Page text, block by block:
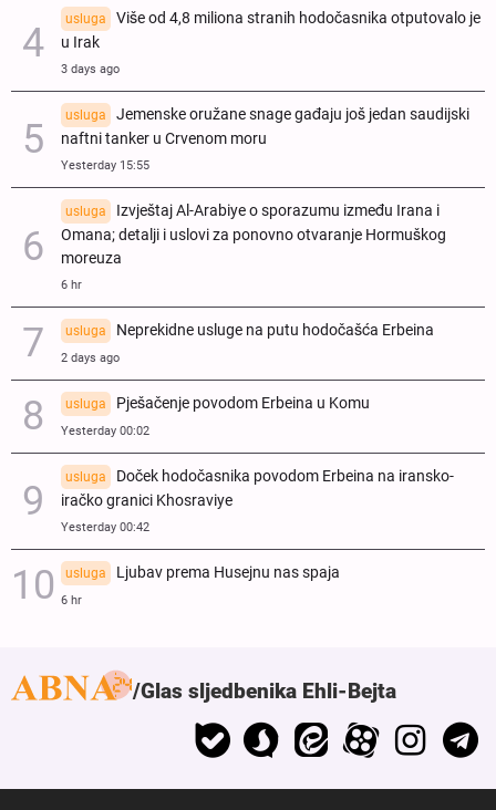
usluga
Više od 4,8 miliona stranih hodočasnika otputovalo je
u Irak
3 days ago
usluga
Jemenske oružane snage gađaju još jedan saudijski
naftni tanker u Crvenom moru
Yesterday 15:55
usluga
Izvještaj Al-Arabiye o sporazumu između Irana i
Omana; detalji i uslovi za ponovno otvaranje Hormuškog
moreuza
6 hr
usluga Neprekidne usluge na putu hodočašća Erbeina
2 days ago
usluga Pješačenje povodom Erbeina u Komu
Yesterday 00:02
usluga
Doček hodočasnika povodom Erbeina na iransko-
iračko granici Khosraviye
Yesterday 00:42
usluga Ljubav prema Husejnu nas spaja
6 hr
Glas sljedbenika Ehli-Bejta